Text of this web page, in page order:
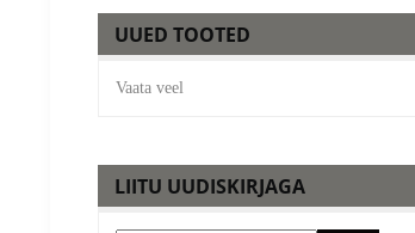
UUED TOOTED
Vaata veel
LIITU UUDISKIRJAGA